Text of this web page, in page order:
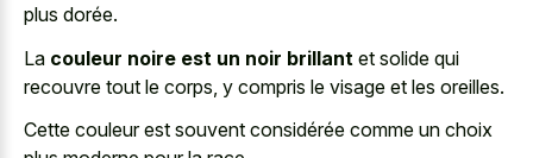
plus dorée.
La couleur noire est un noir brillant et solide qui
recouvre tout le corps, y compris le visage et les oreilles.
Cette couleur est souvent considérée comme un choix